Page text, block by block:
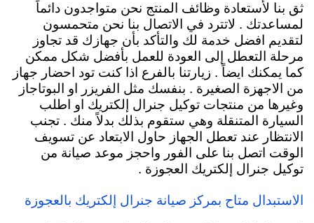
ثق بنا لأستعادة وظائف المنتج نحن متواجدون دائماً
لمساعدتك . لاتترد في الاتصال بنا نحن متحمسون
لتقديم افضل خدمة لك والتأكد بأن جهازك قد تجاوز
مرحلة التعطل إلى العودة للعمل بأفضل شكل ممكن
كما يمكنك ايضاً . زيارتنا بالفرع اذا كنت تود احضار جهاز
من الاجهزة الصغيرة . بنفسك مثل الفريزر او البوتاجاز
وغيرها من منتجات توكيل جنرال إلكتريك او اطلب
السيارة المتنقلة وهي ستقوم بذلك بدلاً منك . تجنب
الانتظار عند تعطل الجهاز حاول الابتعاد عن تسويف
الوقت اتصل بنا على الفور واحجز موعد صيانة من
توكيل جنرال إلكتريك العجوزة .
الاستبدال متاح بمركز صيانة جنرال إلكتريك بالعجوزة